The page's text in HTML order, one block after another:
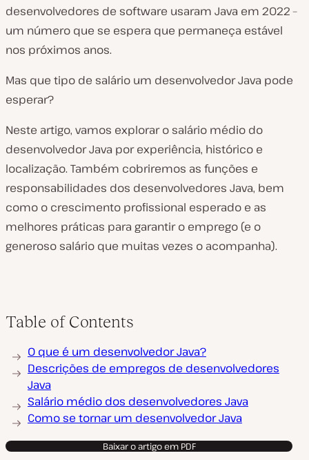
desenvolvedores de software usaram Java em 2022 –
um número que se espera que permaneça estável
nos próximos anos.
Mas que tipo de salário um desenvolvedor Java pode
esperar?
Neste artigo, vamos explorar o salário médio do
desenvolvedor Java por experiência, histórico e
localização. Também cobriremos as funções e
responsabilidades dos desenvolvedores Java, bem
como o crescimento profissional esperado e as
melhores práticas para garantir o emprego (e o
generoso salário que muitas vezes o acompanha).
Table of Contents
O que é um desenvolvedor Java?
Descrições de empregos de desenvolvedores
Java
Salário médio dos desenvolvedores Java
Como se tornar um desenvolvedor Java
Baixar o artigo em PDF